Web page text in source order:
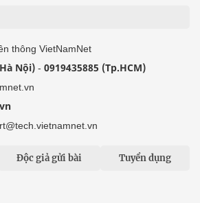
thông VietNamNet
Nội) - 0919435885 (Tp.HCM)
Độc giả gửi bài Tuyển dụng